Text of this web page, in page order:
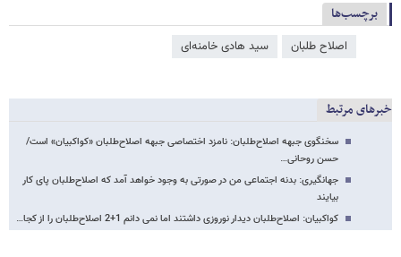
برچسب‌ها
اصلاح طلبان سید هادی خامنه‌ای
خبرهای مرتبط
سخنگوی جبهه اصلاح‌طلبان: نامزد اختصاصی جبهه اصلاح‌طلبان «کواکبیان» است/
حسن روحانی…
جهانگیری: بدنه اجتماعی من در صورتی به وجود خواهد آمد که اصلاح‌طلبان پای کار
بیایند
کواکبیان: اصلاح‌طلبان دیدار نوروزی داشتند اما نمی دانم 1+2 اصلاح‌طلبان را از کجا…